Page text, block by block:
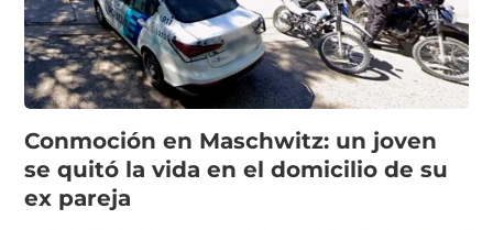
Conmoción en Maschwitz: un joven
se quitó la vida en el domicilio de su
ex pareja